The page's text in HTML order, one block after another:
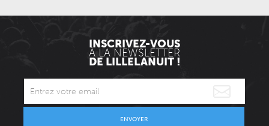
INSCRIVEZ-VOUS
À LA NEWSLETTER
DE LILLELANUIT !
ENVOYER